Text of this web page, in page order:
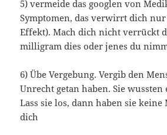
5) vermeide das googlen von
Symptomen, das verwirrt dich
Effekt). Mach dich nicht verrückt
milligram dies oder jenes du
6) Übe Vergebung. Vergib den
Unrecht getan haben. Sie wussten
Lass sie los, dann haben sie
dich